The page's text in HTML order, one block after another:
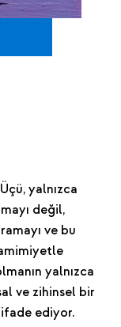
yalnızca
değil,
ve bu
yalnızca
ve zihinsel bir
ediyor.